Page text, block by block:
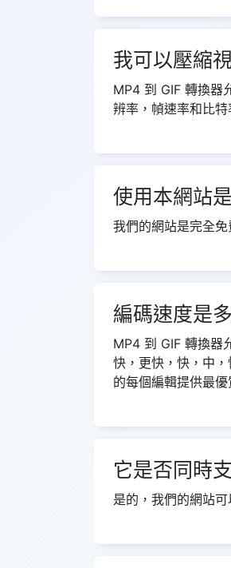
我可以壓縮
MP4 到 GIF 轉換器
辨率，幀速率和比
使用本網站
我們的網站是完全
編碼速度是
MP4 到 GIF 轉換器
快，更快，快，中
的每個編輯提供最優
它是否同時
是的，我們的網站